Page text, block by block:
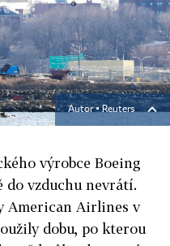
Autor ▪Reuters
výrobce Boeing
do vzduchu nevrátí.
American Airlines v
dobu, po kterou